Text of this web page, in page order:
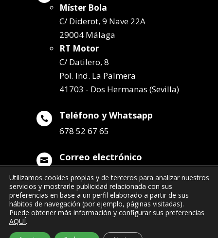
Míster Bola
C/ Diderot, 9 Nave 22A
29004 Málaga
RT Motor
C/ Datilero, 8
Pol. Ind. La Palmera
41703 - Dos Hermanas (Sevilla)
 Teléfono y Whatsapp
678 52 67 65
 Correo electrónico
info@remolqueszabala.com
Utilizamos cookies propias y de terceros para analizar nuestros
servicios y mostrarle publicidad relacionada con sus
preferencias en base a un perfil elaborado a partir de sus
hábitos de navegación (por ejemplo, páginas visitadas).
Puede obtener más información y configurar sus preferencias
AQUÍ.